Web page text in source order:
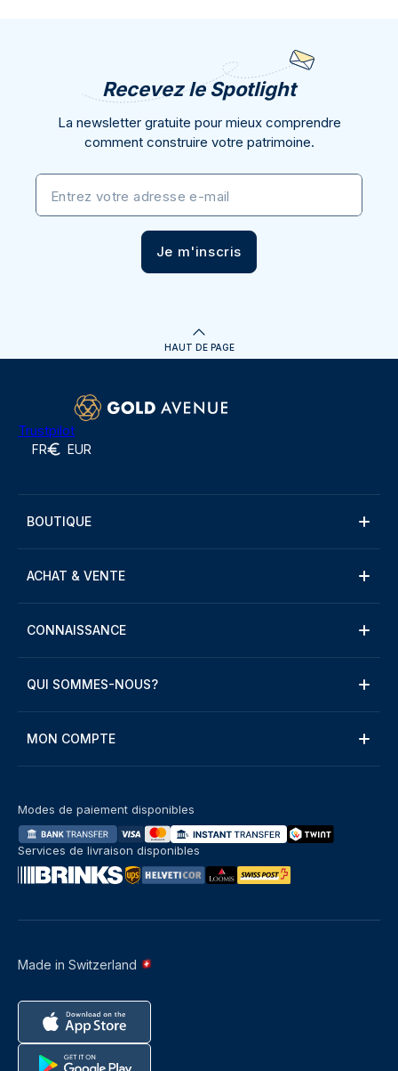
Recevez le Spotlight
La newsletter gratuite pour mieux comprendre
comment construire votre patrimoine.
Entrez votre adresse e-mail
Je m'inscris
HAUT DE PAGE
Trustpilot
FR EUR
BOUTIQUE
ACHAT & VENTE
CONNAISSANCE
QUI SOMMES-NOUS?
MON COMPTE
Made in Switzerland
Modes de paiement disponibles
Services de livraison disponibles